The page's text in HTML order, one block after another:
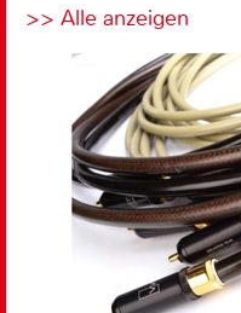
>> Alle anzeigen